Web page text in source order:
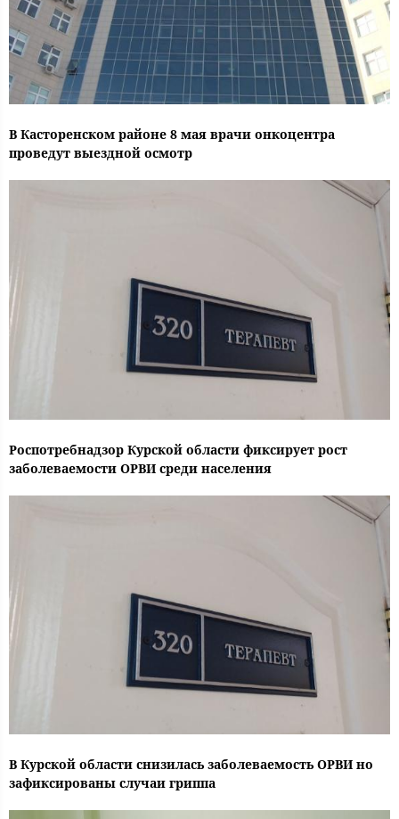
В Касторенском районе 8 мая врачи онкоцентра
проведут выездной осмотр
Роспотребнадзор Курской области фиксирует рост
заболеваемости ОРВИ среди населения
В Курской области снизилась заболеваемость ОРВИ но
зафиксированы случаи гриппа